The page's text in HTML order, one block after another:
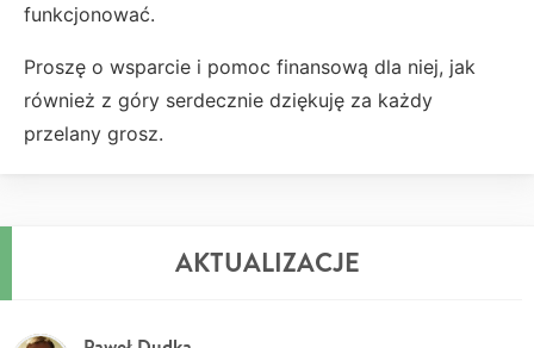
funkcjonować.
Proszę o wsparcie i pomoc finansową dla niej, jak
również z góry serdecznie dziękuję za każdy
przelany grosz.
AKTUALIZACJE